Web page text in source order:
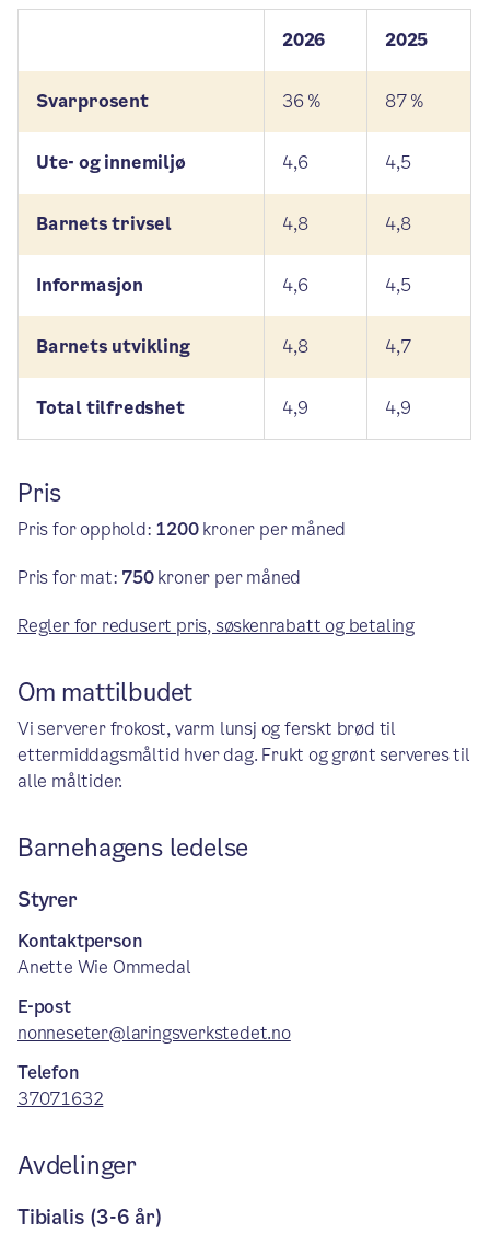
2026 2025
Svarprosent 36 % 87 %
Ute- og innemiljø 4,6 4,5
Barnets trivsel 4,8 4,8
Informasjon 4,6 4,5
Barnets utvikling 4,8 4,7
Total tilfredshet 4,9 4,9
Pris
Pris for opphold: 1200kroner per måned
Pris for mat: 750kroner per måned
Regler for redusert pris, søskenrabatt og betaling
Om mattilbudet
Vi serverer frokost, varm lunsj og ferskt brød til
ettermiddagsmåltid hver dag. Frukt og grønt serveres til
alle måltider.
Barnehagens ledelse
Styrer
Kontaktperson
Anette Wie Ommedal
E-post
nonneseter@laringsverkstedet.no
Telefon
37071632
Avdelinger
Tibialis (3-6 år)